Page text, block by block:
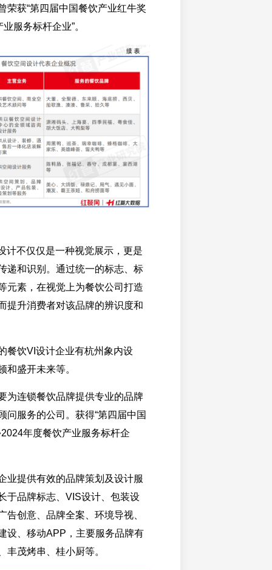
荣获“第四届中国餐饮产业红牛奖
服务标杆企业”。
计不仅仅是一种视觉展示，更是
递和识别。通过统一的标志、标
元素，在视觉上为餐饮公司打造
提升消费者对该品牌的辨识度和
餐饮VI设计企业有杭州象内设
和盛开未来等。
为连锁餐饮品牌提供专业的品牌
问服务的公司。获得“第四届中国
年度餐饮产业服务标杆企
业提供有效的品牌策划及设计服
于品牌标志、VIS设计、包装设
告创意、品牌全案、环境导视、
设、移动APP，主要服务品牌有
丰茂烤串、桂小厨等。